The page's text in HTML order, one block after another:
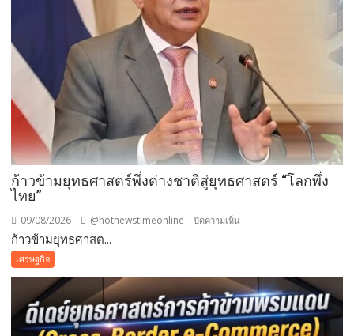
ก้าวข้ามยุทธศาสตร์พึ่งต่างชาติสู่ยุทธศาสตร์ “โลกพึ่ง
ไทย”
09/08/2026 @hotnewstimeonline ปิดความเห็น
พึ่ง
ต่าง
ชาติ
ก้าวข้ามยุทธศาสต...
เศรษฐกิจ